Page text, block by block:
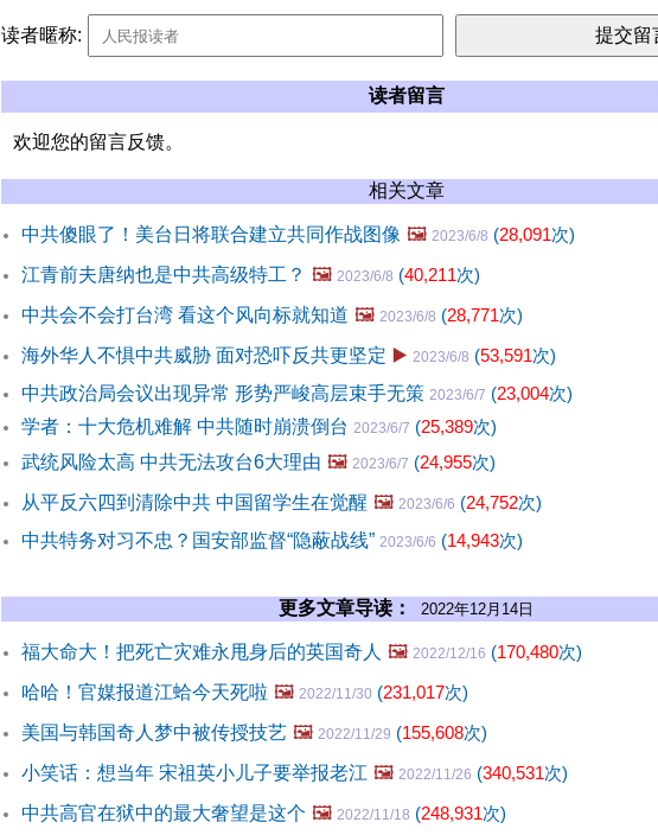
读者暱称:
读者留言
欢迎您的留言反馈。
相关文章
中共傻眼了！美台日将联合建立共同作战图像 🖼️ 2023/6/8 (28,091次)
江青前夫唐纳也是中共高级特工？ 🖼️ 2023/6/8 (40,211次)
中共会不会打台湾 看这个风向标就知道 🖼️ 2023/6/8 (28,771次)
海外华人不惧中共威胁 面对恐吓反共更坚定 ▶️ 2023/6/8 (53,591次)
中共政治局会议出现异常 形势严峻高层束手无策 2023/6/7 (23,004次)
学者：十大危机难解 中共随时崩溃倒台 2023/6/7 (25,389次)
武统风险太高 中共无法攻台6大理由 🖼️ 2023/6/7 (24,955次)
从平反六四到清除中共 中国留学生在觉醒 🖼️ 2023/6/6 (24,752次)
中共特务对习不忠？国安部监督“隐蔽战线” 2023/6/6 (14,943次)
更多文章导读： 2022年12月14日
福大命大！把死亡灾难永甩身后的英国奇人 🖼️ 2022/12/16 (170,480次)
哈哈！官媒报道江蛤今天死啦 🖼️ 2022/11/30 (231,017次)
美国与韩国奇人梦中被传授技艺 🖼️ 2022/11/29 (155,608次)
小笑话：想当年 宋祖英小儿子要举报老江 🖼️ 2022/11/26 (340,531次)
中共高官在狱中的最大奢望是这个 🖼️ 2022/11/18 (248,931次)